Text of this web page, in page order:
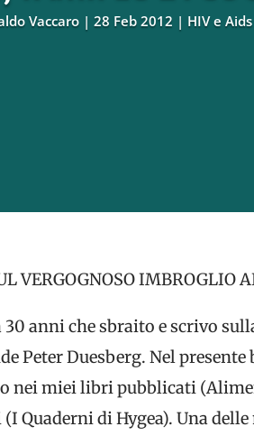
Vaccaro 28 Feb 2012 HIV e Aids
VERGOGNOSO IMBROGLIO
anni che sbraito e scrivo
Peter Duesberg. Nel presente
nei miei libri pubblicati
Quaderni di Hygea). Una